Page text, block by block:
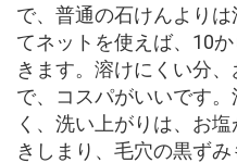
で、普通の石けんより
てネットを使えば、10
きます。溶けにくい分
で、コスパがいいです
く、洗い上がりは、お
きしまり、毛穴の黒ず